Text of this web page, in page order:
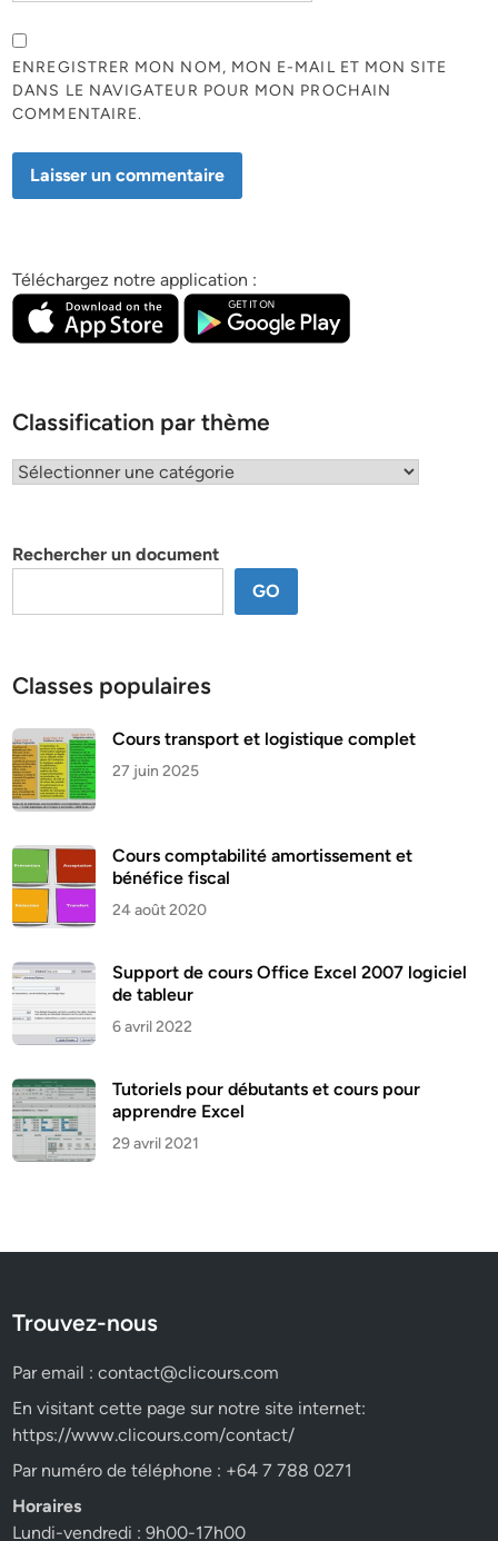
ENREGISTRER MON NOM, MON E-MAIL ET MON SITE
DANS LE NAVIGATEUR POUR MON PROCHAIN
COMMENTAIRE.
Téléchargez notre application :
Classification par thème
Classification
Rechercher un document
GO
Classes populaires
Cours transport et logistique complet
27 juin 2025
Cours comptabilité amortissement et
bénéfice fiscal
24 août 2020
Support de cours Office Excel 2007 logiciel
de tableur
6 avril 2022
Tutoriels pour débutants et cours pour
apprendre Excel
29 avril 2021
Trouvez-nous
Par email :contact@clicours.com
En visitant cette page sur notre site internet:
https://www.clicours.com/contact/
Par numéro de téléphone : +64 7 788 0271
Horaires
Lundi-vendredi : 9h00-17h00